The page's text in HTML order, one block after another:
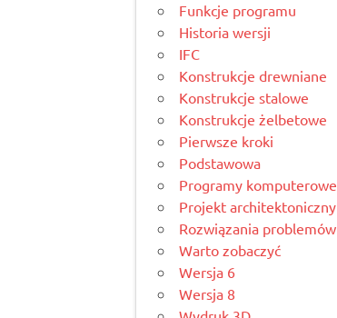
Funkcje programu
Historia wersji
IFC
Konstrukcje drewniane
Konstrukcje stalowe
Konstrukcje żelbetowe
Pierwsze kroki
Podstawowa
Programy komputerowe
Projekt architektoniczny
Rozwiązania problemów
Warto zobaczyć
Wersja 6
Wersja 8